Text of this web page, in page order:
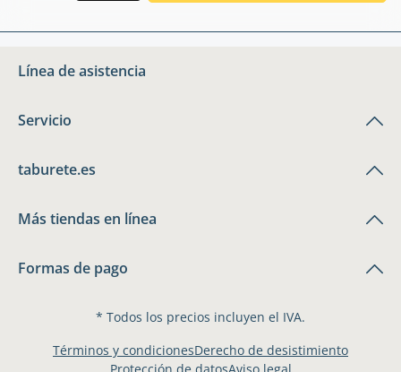
Línea de asistencia
Servicio
taburete.es
Más tiendas en línea
Formas de pago
* Todos los precios incluyen el IVA.
Términos y condicionesDerecho de desistimiento
Protección de datosAviso legal